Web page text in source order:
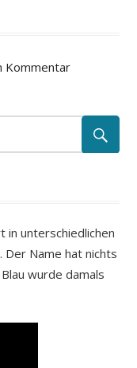
Kommentar
in unterschiedlichen
Der Name hat nichts
wurde damals